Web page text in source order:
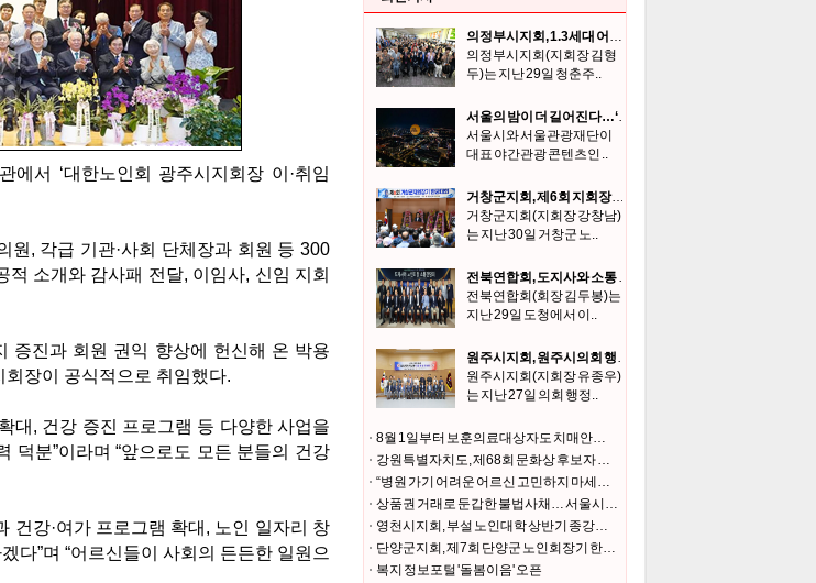
의정부시지회, 1.3세대 어울림 한마당 및 장학금 전달식 개최
의정부시지회(지회장 김형
두)는 지난 29일 청춘주..
서울의 밤이 더 길어진다…‘서울달’ 금·토 심야 운영
서울시와 서울관광재단이
대표 야간관광 콘텐츠인 ..
거창군지회, 제6회 지회장기 한궁대회
거창군지회(지회장 강창남)
는 지난 30일 거창군 노..
전북연합회, 도지사와 소통 간담회
전북연합회(회장 김두봉)는
지난 29일 도청에서 이..
원주시지회, 원주시의회 행정복지위원회와 간담
원주시지회(지회장 유종우)
는 지난 27일 의회 행정..
8월 1일부터 보훈의료대상자도 치매안심센터에서 치매검사비·치매치료관리비 지원 받는다
강원특별자치도, 제68회 문화상 후보자 추천 접수
“병원 가기 어려운 어르신 고민하지 마세요 요양보호사가 동행하겠습니다”
상품권 거래로 둔갑한 불법사채… 서울시, 수사와 예방으로 뿌리뽑는다
영천시지회, 부설 노인대학 상반기 종강식 개최
단양군지회, 제7회 단양군 노인회장기 한궁·장기·바둑대회
복지 정보포털 '돌봄이음' 오픈